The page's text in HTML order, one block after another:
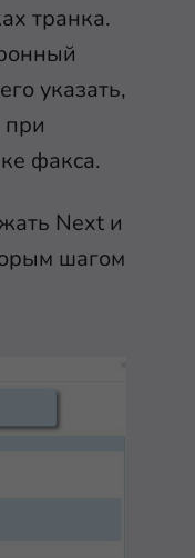
транка.
указать,
при
факса.
Next и
шагом